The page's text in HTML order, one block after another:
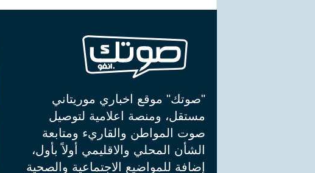
"صوتك" موقع اخباري موريتاني
مستقل، ومنصة اعلامية لتوصيل
صوت المواطن والقاريء ومتابعة
الشأن المحلي والاقليمي أولاً بأول،
إضافة للمواضيع الاجتماعية والصحية